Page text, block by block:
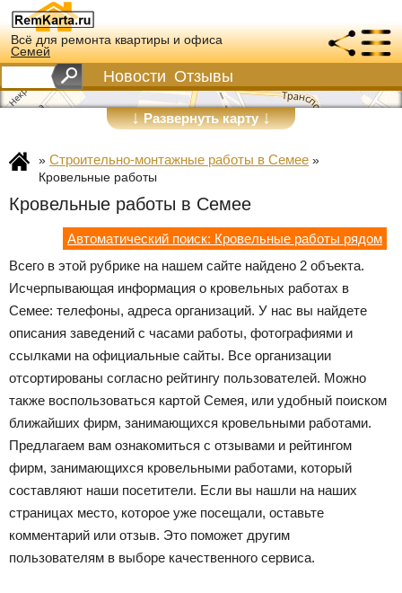
Всё для ремонта квартиры и офиса
Семей
Новости Отзывы
↓Развернуть карту↓
» Строительно-монтажные работы в Семее »
Кровельные работы
Кровельные работы в Семее
Автоматический поиск: Кровельные работы рядом
Всего в этой рубрике на нашем сайте найдено 2 объекта.
Исчерпывающая информация о кровельных работах в
Семее: телефоны, адреса организаций. У нас вы найдете
описания заведений с часами работы, фотографиями и
ссылками на официальные сайты. Все организации
отсортированы согласно рейтингу пользователей. Можно
также воспользоваться картой Семея, или удобный поиском
ближайших фирм, занимающихся кровельными работами.
Предлагаем вам ознакомиться с отзывами и рейтингом
фирм, занимающихся кровельными работами, который
составляют наши посетители. Если вы нашли на наших
страницах место, которое уже посещали, оставьте
комментарий или отзыв. Это поможет другим
пользователям в выборе качественного сервиса.